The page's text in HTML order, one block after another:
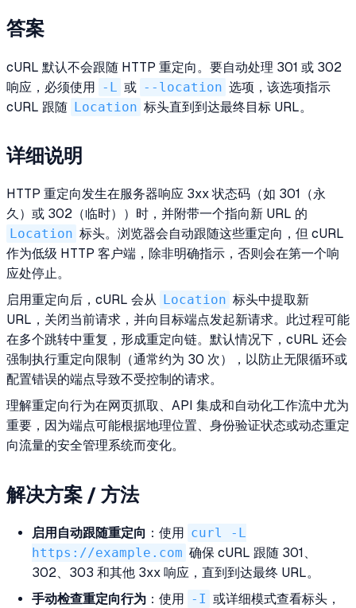
答案
cURL 默认不会跟随 HTTP 重定向。要自动处理 301 或 302
响应，必须使用 -L 或 --location 选项，该选项指示
cURL 跟随 Location 标头直到到达最终目标 URL。
详细说明
HTTP 重定向发生在服务器响应 3xx 状态码（如 301（永
久）或 302（临时））时，并附带一个指向新 URL 的
Location 标头。浏览器会自动跟随这些重定向，但 cURL
作为低级 HTTP 客户端，除非明确指示，否则会在第一个响
应处停止。
启用重定向后，cURL 会从
Location 标头中提取新
URL，关闭当前请求，并向目标端点发起新请求。此过程可能
在多个跳转中重复，形成重定向链。默认情况下，cURL 还会
强制执行重定向限制（通常约为 30 次），以防止无限循环或
配置错误的端点导致不受控制的请求。
理解重定向行为在网页抓取、API 集成和自动化工作流中尤为
重要，因为端点可能根据地理位置、身份验证状态或动态重定
向流量的安全管理系统而变化。
解决方案 / 方法
启用自动跟随重定向 ：使用
curl -L
https://example.com 确保 cURL 跟随 301、
302、303 和其他 3xx 响应，直到到达最终 URL。
手动检查重定向行为 ：使用 -I 或详细模式查看标头，